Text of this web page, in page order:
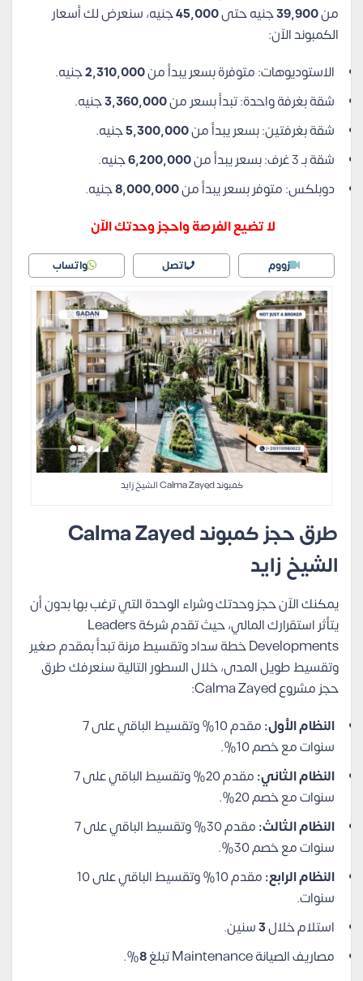
من39,900جنيه حتى45,000جنيه، سنعرض لك أسعار
الكمبوند الآن:
الاستوديوهات: متوفرة بسعر يبدأ من2,310,000جنيه.
شقة بغرفة واحدة: تبدأ بسعر من3,360,000جنيه.
شقة بغرفتين: بسعر يبدأ من5,300,000جنيه.
شقة بـ 3 غرف: بسعر يبدأ من
6,200,000جنيه.
دوبلكس: متوفر بسعر يبدأ من8,000,000جنيه.
لا تضيع الفرصة واحجز وحدتك الآن
زووم اتصل واتساب
كمبوند Calma Zayed الشيخ زايد
طرق حجز كمبوند Calma Zayed
الشيخ زايد
يمكنك الآن حجز وحدتك وشراء الوحدة التي ترغب بها بدون أن
يتأثر استقرارك المالي، حيث تقدم شركة Leaders
Developments خطة سداد وتقسيط مرنة تبدأ بمقدم صغير
وتقسيط طويل المدى، خلال السطور التالية سنعرفك طرق
حجز مشروع Calma Zayed:
النظام الأول:
مقدم 10% وتقسيط الباقي على 7
سنوات مع خصم 10%.
النظام الثاني:
مقدم 20% وتقسيط الباقي على 7
سنوات مع خصم 20%.
النظام الثالث:
مقدم 30% وتقسيط الباقي على 7
سنوات مع خصم 30%.
النظام الرابع:
مقدم 10% وتقسيط الباقي على 10
سنوات.
استلام خلال3سنين.
مصاريف الصيانة Maintenance تبلغ
8
%.